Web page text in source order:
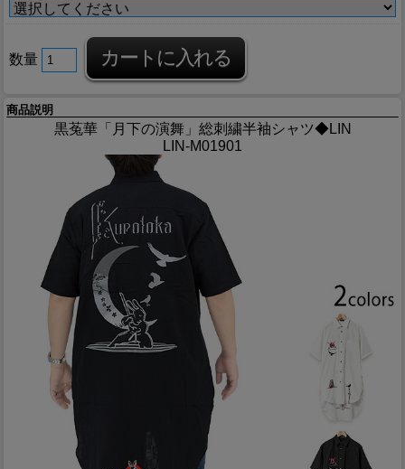
数量
商品説明
黒菟華「月下の演舞」総刺繍半袖シャツ◆LIN
LIN-M01901